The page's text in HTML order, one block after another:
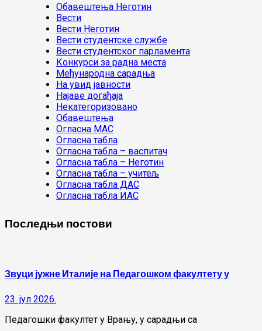
Oбавештења Неготин
Вести
Вести Неготин
Вести студентске службе
Вести студентског парламента
Конкурси за радна места
Међународна сарадња
На увид јавности
Најаве догађаја
Некатегоризовано
Обавештења
Огласна МАС
Огласна табла
Огласна табла – васпитач
Огласна табла – Неготин
Огласна табла – учитељ
Огласна табла ДАС
Огласна табла ИАС
Последњи постови
Звуци јужне Италије на Педагошком факултету у
23. јул 2026.
Педагошки факултет у Врању, у сарадњи са